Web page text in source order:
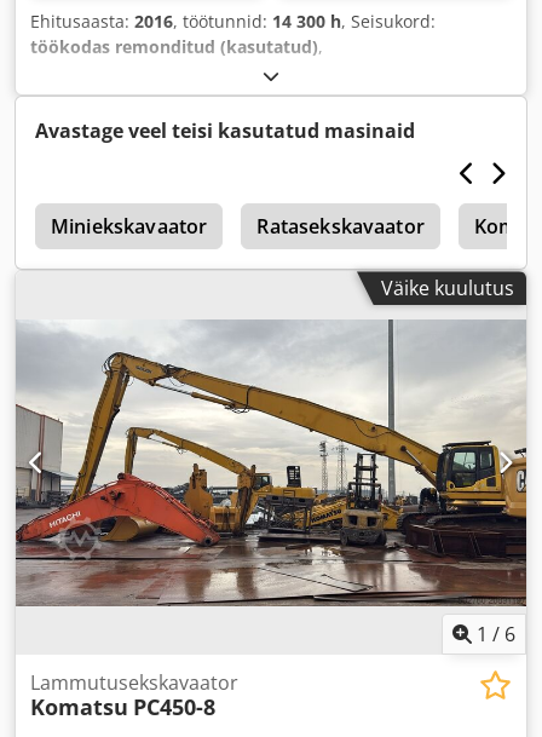
Ehitusaasta: 2016, töötunnid: 14 300 h, Seisukord:
töökodas remonditud (kasutatud),
Avastage veel teisi kasutatud masinaid
Miniekskavaator Ratasekskavaator
Väike kuulutus
1 / 6
Lammutusekskavaator
Komatsu PC450-8